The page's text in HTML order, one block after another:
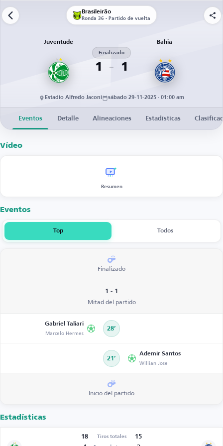
Brasileirão
Ronda 36 - Partido de vuelta
Juventude
1
Finalizado
1
Bahia
Estadio Alfredo Jaconi sábado 29-11-2025 · 01:00 am
Eventos Detalle Alineaciones Estadísticas
Vídeo
Resumen
Eventos
Top Todos
Finalizado
1 - 1
Mitad del partido
Gabriel Taliari
Marcelo Hermes 28’
21’
Ademir Santos
Willian Jose
Inicio del partido
Estadísticas
18 Tiros totales
15